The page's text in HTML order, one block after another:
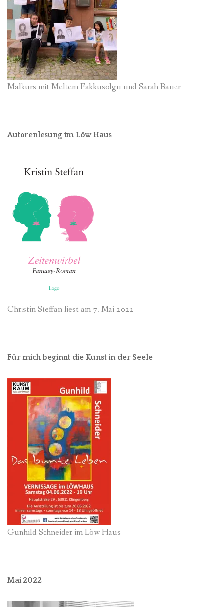
Malkurs mit Meltem Fakkusolgu und Sarah Bauer
Autorenlesung im Löw Haus
Christin Steffan liest am 7. Mai 2022
Für mich beginnt die Kunst in der Seele
Gunhild Schneider im Löw Haus
Mai 2022